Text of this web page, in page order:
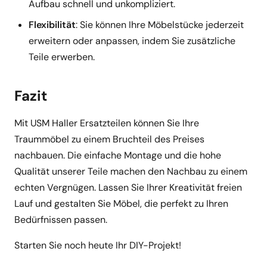
Aufbau schnell und unkompliziert.
Flexibilität: Sie können Ihre Möbelstücke jederzeit
erweitern oder anpassen, indem Sie zusätzliche
Teile erwerben.
Fazit
Mit USM Haller Ersatzteilen können Sie Ihre
Traummöbel zu einem Bruchteil des Preises
nachbauen. Die einfache Montage und die hohe
Qualität unserer Teile machen den Nachbau zu einem
echten Vergnügen. Lassen Sie Ihrer Kreativität freien
Lauf und gestalten Sie Möbel, die perfekt zu Ihren
Bedürfnissen passen.
Starten Sie noch heute Ihr DIY-Projekt!